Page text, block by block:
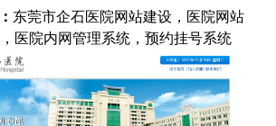
东莞市企石医院网站建设，医院网站
医院内网管理系统，预约挂号系统